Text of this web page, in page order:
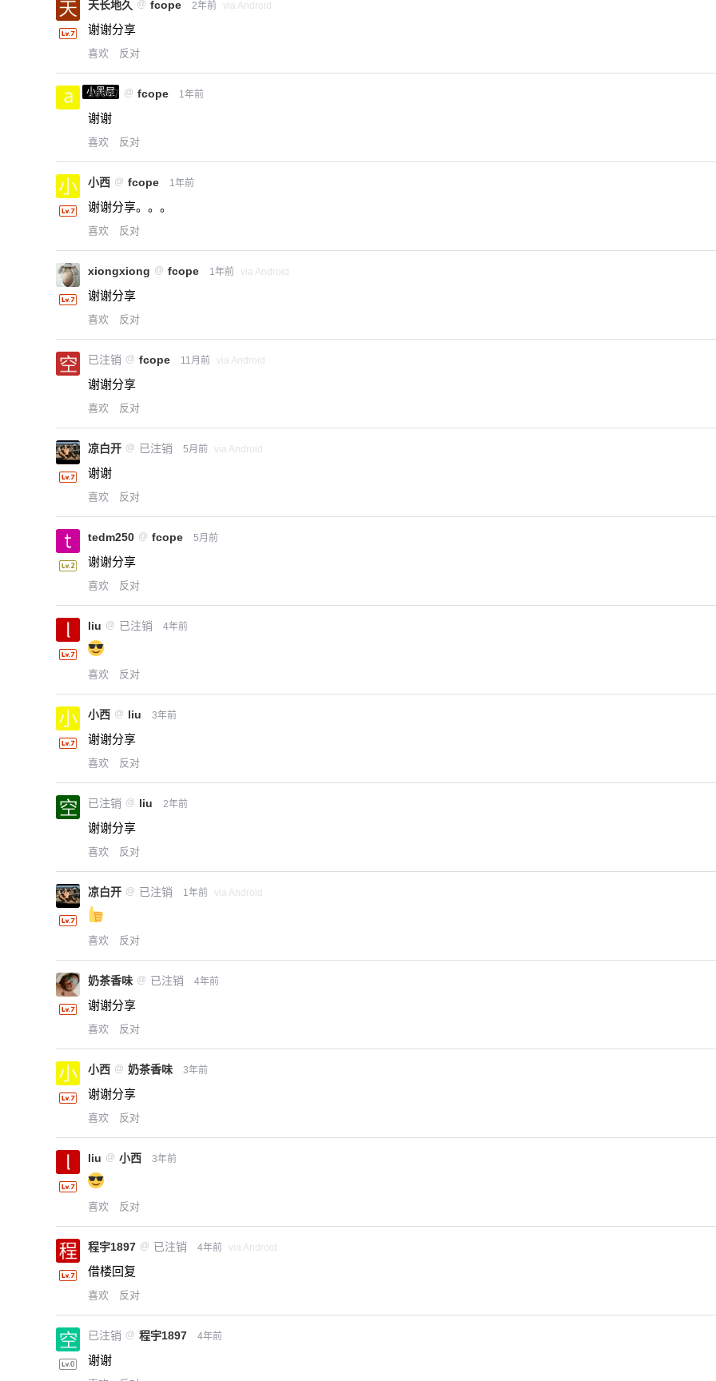
扫描二维码继续阅读
天长地久 @ fcope 2年前 via Android
谢谢分享
喜欢 反对
小黑屋
a0987 @ fcope 1年前
谢谢
喜欢 反对
小西 @ fcope 1年前
谢谢分享。。。
喜欢 反对
xiongxiong @ fcope 1年前 via Android
谢谢分享
喜欢 反对
已注销 @ fcope 11月前 via Android
谢谢分享
喜欢 反对
凉白开 @ 已注销 5月前 via Android
谢谢
喜欢 反对
tedm250 @ fcope 5月前
谢谢分享
喜欢 反对
liu @ 已注销 4年前
喜欢 反对
小西 @ liu 3年前
谢谢分享
喜欢 反对
已注销 @ liu 2年前
谢谢分享
喜欢 反对
凉白开 @ 已注销 1年前 via Android
喜欢 反对
奶茶香味 @ 已注销 4年前
谢谢分享
喜欢 反对
小西 @ 奶茶香味 3年前
谢谢分享
喜欢 反对
liu @ 小西 3年前
喜欢 反对
程宇1897 @ 已注销 4年前 via Android
借楼回复
喜欢 反对
已注销 @ 程宇1897 4年前
谢谢